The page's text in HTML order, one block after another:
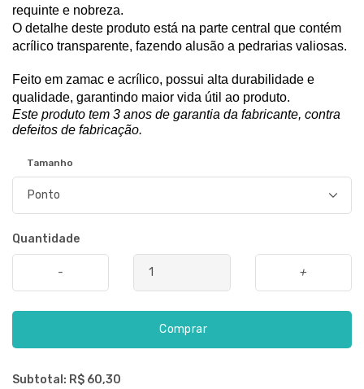
requinte e nobreza.
O detalhe deste produto está na parte central que contém
acrílico transparente, fazendo alusão a pedrarias valiosas.
Feito em zamac e acrílico, possui alta durabilidade e
qualidade, garantindo maior vida útil ao produto.
Este produto tem 3 anos de garantia da fabricante, contra
defeitos de fabricação.
Tamanho
Quantidade
- +
Comprar
Subtotal: R$ 60,30